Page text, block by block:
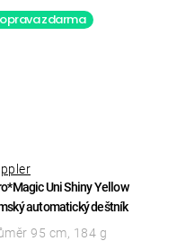
zdarma
Uni Shiny Yellow
automatický deštník
95 cm, 184 g